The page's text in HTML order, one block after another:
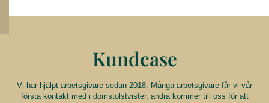
Kundcase
Vi har hjälpt arbetsgivare sedan 2018. Många arbetsgivare får vi vår
första kontakt med i domstolstvister, andra kommer till oss för att